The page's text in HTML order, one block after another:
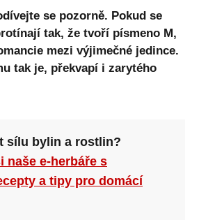
se pozorně. Pokud se
tak, že tvoří písmeno M,
mezi výjimečné jedince.
tak je, překvapí i zarytého
sílu bylin a rostlin?
naše e-herbáře s
a tipy pro domácí